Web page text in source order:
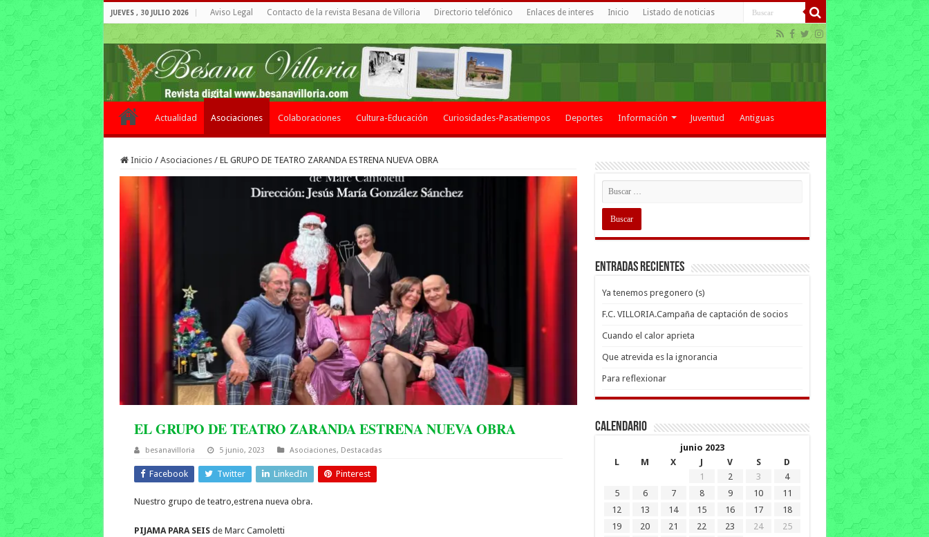
JUEVES , 30 JULIO 2026 Aviso Legal Contacto de la revista Besana de Villoria Directorio telefónico Enlaces de interes Inicio Listado de noticias
Actualidad Asociaciones Colaboraciones Cultura-Educación Curiosidades-Pasatiempos Deportes Información Juventud Antiguas
Inicio / Asociaciones / EL GRUPO DE TEATRO ZARANDA ESTRENA NUEVA OBRA
EL GRUPO DE TEATRO ZARANDA ESTRENA NUEVA OBRA
besanavilloria 5 junio, 2023 Asociaciones, Destacadas
Facebook Twitter LinkedIn Pinterest
Nuestro grupo de teatro,estrena nueva obra.
PIJAMA PARA SEISde Marc Camoletti
Entradas recientes
Ya tenemos pregonero (s)
F.C. VILLORIA.Campaña de captación de socios
Cuando el calor aprieta
Que atrevida es la ignorancia
Para reflexionar
Calendario
junio 2023
L
M X J V S
D
1
2 3
4
5
6 7 8 9 10
11
12
13 14 15 16 17
18
19
20 21 22 23 24
25